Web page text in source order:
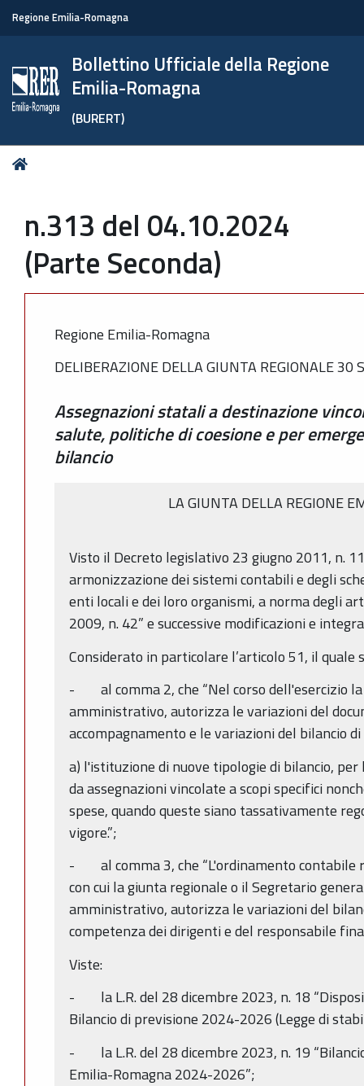
Regione Emilia-Romagna
Bollettino Ufficiale della Regione
Emilia-Romagna
(BURERT)
Tu
n.313 del 04.10.2024
(Parte Seconda)
Regione Emilia-Romagna
DELIBERAZIONE DELLA GIUNTA REGIONALE
Assegnazioni statali a destinazione
salute, politiche di coesione e per
bilancio
LA GIUNTA DELLA REGIONE
Visto il Decreto legislativo 23 giugno 2011, n.
armonizzazione dei sistemi contabili e degli
enti locali e dei loro organismi, a norma degli
2009, n. 42” e successive modificazioni e
Considerato in particolare l’articolo 51, il quale
- al comma 2, che “Nel corso dell'esercizio
amministrativo, autorizza le variazioni del
accompagnamento e le variazioni del bilancio
a) l'istituzione di nuove tipologie di bilancio,
da assegnazioni vincolate a scopi specifici
spese, quando queste siano tassativamente
vigore.”;
- al comma 3, che “L'ordinamento contabile
con cui la giunta regionale o il Segretario
amministrativo, autorizza le variazioni del
competenza dei dirigenti e del responsabile
Viste:
- la L.R. del 28 dicembre 2023, n. 18
Bilancio di previsione 2024-2026 (Legge di
- la L.R. del 28 dicembre 2023, n. 19
Emilia-Romagna 2024-2026”;